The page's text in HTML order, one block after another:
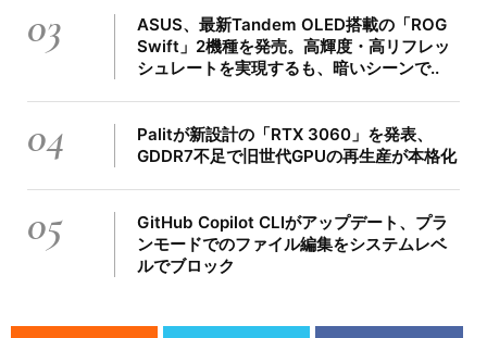
03
ASUS、最新Tandem OLED搭載の「ROG
Swift」2機種を発売。高輝度・高リフレッ
シュレートを実現するも、暗いシーンで..
04
Palitが新設計の「RTX 3060」を発表、
GDDR7不足で旧世代GPUの再生産が本格化
05
GitHub Copilot CLIがアップデート、プラ
ンモードでのファイル編集をシステムレベ
ルでブロック